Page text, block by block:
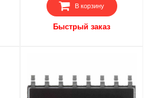
В корзину
Быстрый заказ